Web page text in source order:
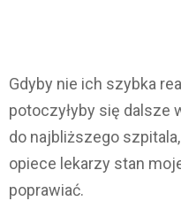
Gdyby nie ich szybka
potoczyłyby się dalsze
do najbliższego
opiece lekarzy stan
poprawiać.